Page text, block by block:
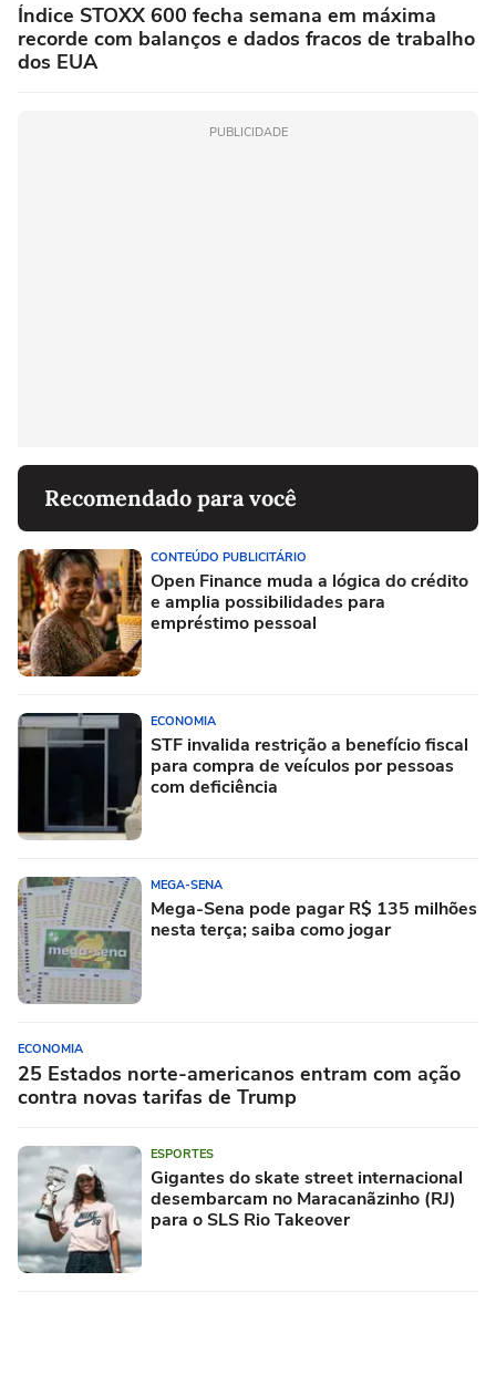
Índice STOXX 600 fecha semana em máxima
recorde com balanços e dados fracos de trabalho
dos EUA
PUBLICIDADE
Recomendado para você
CONTEÚDO PUBLICITÁRIO
Open Finance muda a lógica do crédito
e amplia possibilidades para
empréstimo pessoal
ECONOMIA
STF invalida restrição a benefício fiscal
para compra de veículos por pessoas
com deficiência
MEGA-SENA
Mega-Sena pode pagar R$ 135 milhões
nesta terça; saiba como jogar
ECONOMIA
25 Estados norte-americanos entram com ação
contra novas tarifas de Trump
ESPORTES
Gigantes do skate street internacional
desembarcam no Maracanãzinho (RJ)
para o SLS Rio Takeover